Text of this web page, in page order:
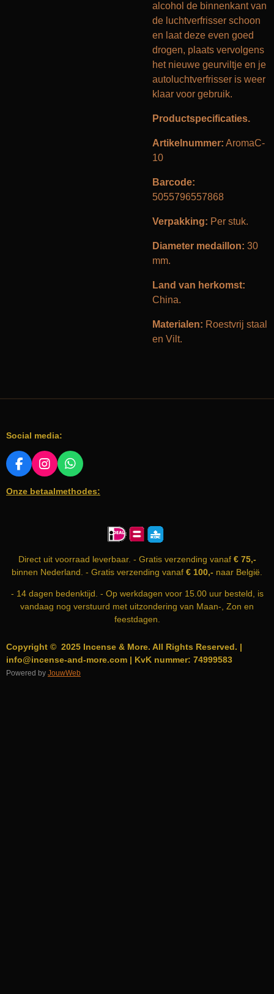
alcohol de binnenkant van
de luchtverfrisser schoon
en laat deze even goed
drogen, plaats vervolgens
het nieuwe geurviltje en je
autoluchtverfrisser is weer
klaar voor gebruik.
Productspecificaties.
Artikelnummer: AromaC-
10
Barcode:
5055796557868
Verpakking: Per stuk.
Diameter medaillon: 30
mm.
Land van herkomst:
China.
Materialen: Roestvrij staal
en Vilt.
Social media:
F
C
I
S
M
W
A
Onze betaalmethodes:
Direct uit voorraad leverbaar. - Gratis verzending vanaf€ 75,-
binnen Nederland. - Gratis verzending vanaf € 100,- naar België.
- 14 dagen bedenktijd. - Op werkdagen voor 15.00 uur besteld, is
vandaag nog verstuurd met uitzondering van Maan-, Zon en
feestdagen.
Copyright © 2025 Incense & More. All Rights Reserved. |
info@incense-and-more.com | KvK nummer: 74999583
Powered by JouwWeb